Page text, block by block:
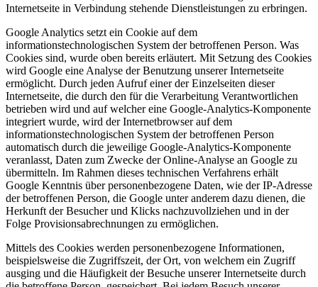
Internetseite in Verbindung stehende Dienstleistungen zu erbringen.
Google Analytics setzt ein Cookie auf dem
informationstechnologischen System der betroffenen Person. Was
Cookies sind, wurde oben bereits erläutert. Mit Setzung des Cookies
wird Google eine Analyse der Benutzung unserer Internetseite
ermöglicht. Durch jeden Aufruf einer der Einzelseiten dieser
Internetseite, die durch den für die Verarbeitung Verantwortlichen
betrieben wird und auf welcher eine Google-Analytics-Komponente
integriert wurde, wird der Internetbrowser auf dem
informationstechnologischen System der betroffenen Person
automatisch durch die jeweilige Google-Analytics-Komponente
veranlasst, Daten zum Zwecke der Online-Analyse an Google zu
übermitteln. Im Rahmen dieses technischen Verfahrens erhält
Google Kenntnis über personenbezogene Daten, wie der IP-Adresse
der betroffenen Person, die Google unter anderem dazu dienen, die
Herkunft der Besucher und Klicks nachzuvollziehen und in der
Folge Provisionsabrechnungen zu ermöglichen.
Mittels des Cookies werden personenbezogene Informationen,
beispielsweise die Zugriffszeit, der Ort, von welchem ein Zugriff
ausging und die Häufigkeit der Besuche unserer Internetseite durch